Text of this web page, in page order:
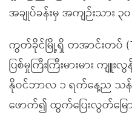
အချုပ်ခန်းမှ အကျဉ်းသား
ကွတ်ခိုင်မြို့ရှိ တအာင်းတပ်
ပြစ်မှုကြီးကြီးမားမား က
နိုဝင်ဘာလ ၁ ရက်နေ့ည သန်
ဖောက်၍ ထွက်ပြေးလွတ်မြော